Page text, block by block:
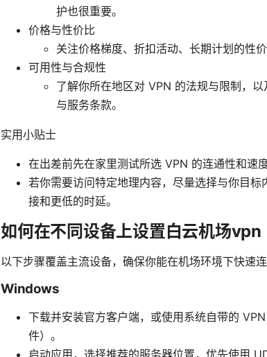
护也很重要。
价格与性价比
关注价格梯度、折扣活动、长期计划的性
可用性与合规性
了解你所在地区对 VPN 的法规与限制，
与服务条款。
实用小贴士
在出差前先在家里测试所选 VPN 的连通性和速
若你需要访问特定地理内容，尽量选择与你目
接和更低的时延。
如何在不同设备上设置白云机场vpn
以下步骤覆盖主流设备，确保你能在机场环境下快速
Windows
下载并安装官方客户端，或使用系统自带的
件）。
启动应用，选择推荐的服务器位置，优先使用